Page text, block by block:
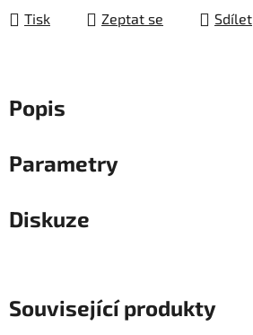
Tisk Zeptat se Sdílet
Popis
Parametry
Diskuze
Související produkty